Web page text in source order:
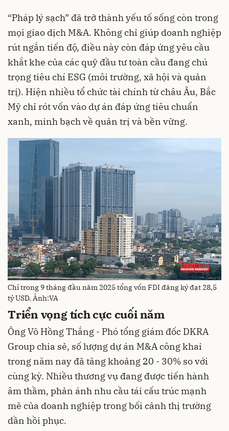
“Pháp lý sạch” đã trở thành yếu tố sống còn trong
mọi giao dịch M&A. Không chỉ giúp doanh nghiệp
rút ngắn tiến độ, điều này còn đáp ứng yêu cầu
khắt khe của các quỹ đầu tư toàn cầu đang chú
trọng tiêu chí ESG (môi trường, xã hội và quản
trị). Hiện nhiều tổ chức tài chính từ châu Âu, Bắc
Mỹ chỉ rót vốn vào dự án đáp ứng tiêu chuẩn
xanh, minh bạch về quản trị và bền vững.
Chỉ trong 9 tháng đầu năm 2025 tổng vốn FDI đăng ký đạt 28,5
tỷ USD. Ảnh:VA
Triển vọng tích cực cuối năm
Ông Võ Hồng Thắng - Phó tổng giám đốc DKRA
Group chia sẻ, số lượng dự án M&A công khai
trong năm nay đã tăng khoảng 20 - 30% so với
cùng kỳ. Nhiều thương vụ đang được tiến hành
âm thầm, phản ánh nhu cầu tái cấu trúc mạnh
mẽ của doanh nghiệp trong bối cảnh thị trường
dần hồi phục.